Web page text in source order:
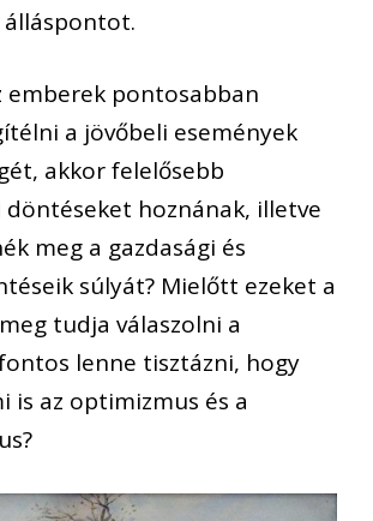
álláspontot.
emberek pontosabban
a jövőbeli események
akkor felelősebb
döntéseket hoznának, illetve
meg a gazdasági és
súlyát? Mielőtt ezeket a
tudja válaszolni a
lenne tisztázni, hogy
is az optimizmus és a